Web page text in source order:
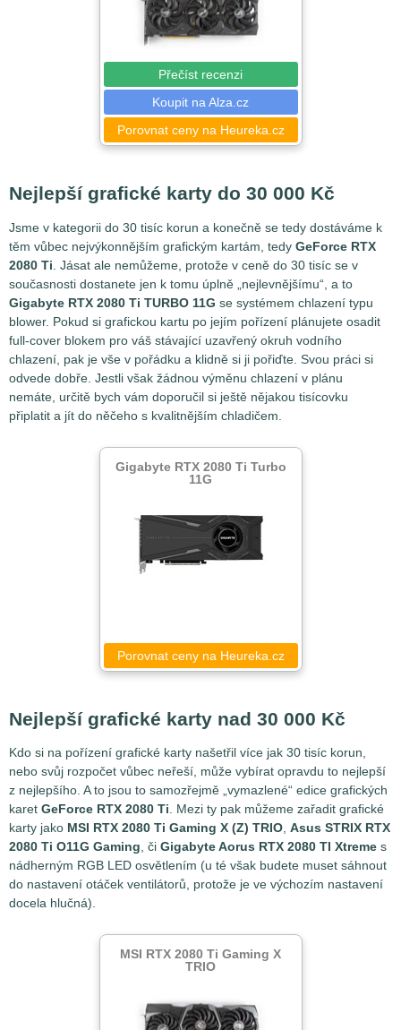
Přečíst recenzi
Koupit na Alza.cz
Porovnat ceny na Heureka.cz
Nejlepší grafické karty do 30 000 Kč
Jsme v kategorii do 30 tisíc korun a konečně se tedy dostáváme k
těm vůbec nejvýkonnějším grafickým kartám, tedy GeForce RTX
2080 Ti . Jásat ale nemůžeme, protože v ceně do 30 tisíc se v
současnosti dostanete jen k tomu úplně „nejlevnějšímu“, a to
Gigabyte RTX 2080 Ti TURBO 11G se systémem chlazení typu
blower. Pokud si grafickou kartu po jejím pořízení plánujete osadit
full-cover blokem pro váš stávající uzavřený okruh vodního
chlazení, pak je vše v pořádku a klidně si ji pořiďte. Svou práci si
odvede dobře. Jestli však žádnou výměnu chlazení v plánu
nemáte, určitě bych vám doporučil si ještě nějakou tisícovku
připlatit a jít do něčeho s kvalitnějším chladičem.
Gigabyte RTX 2080 Ti Turbo
11G
Porovnat ceny na Heureka.cz
Nejlepší grafické karty nad 30 000 Kč
Kdo si na pořízení grafické karty našetřil více jak 30 tisíc korun,
nebo svůj rozpočet vůbec neřeší, může vybírat opravdu to nejlepší
z nejlepšího. A to jsou to samozřejmě „vymazlené“ edice grafických
karet GeForce RTX 2080 Ti. Mezi ty pak můžeme zařadit grafické
karty jako MSI RTX 2080 Ti Gaming X (Z) TRIO, Asus STRIX RTX
2080 Ti O11G Gaming, či Gigabyte Aorus RTX 2080 TI Xtreme s
nádherným RGB LED osvětlením (u té však budete muset sáhnout
do nastavení otáček ventilátorů, protože je ve výchozím nastavení
docela hlučná).
MSI RTX 2080 Ti Gaming X
TRIO